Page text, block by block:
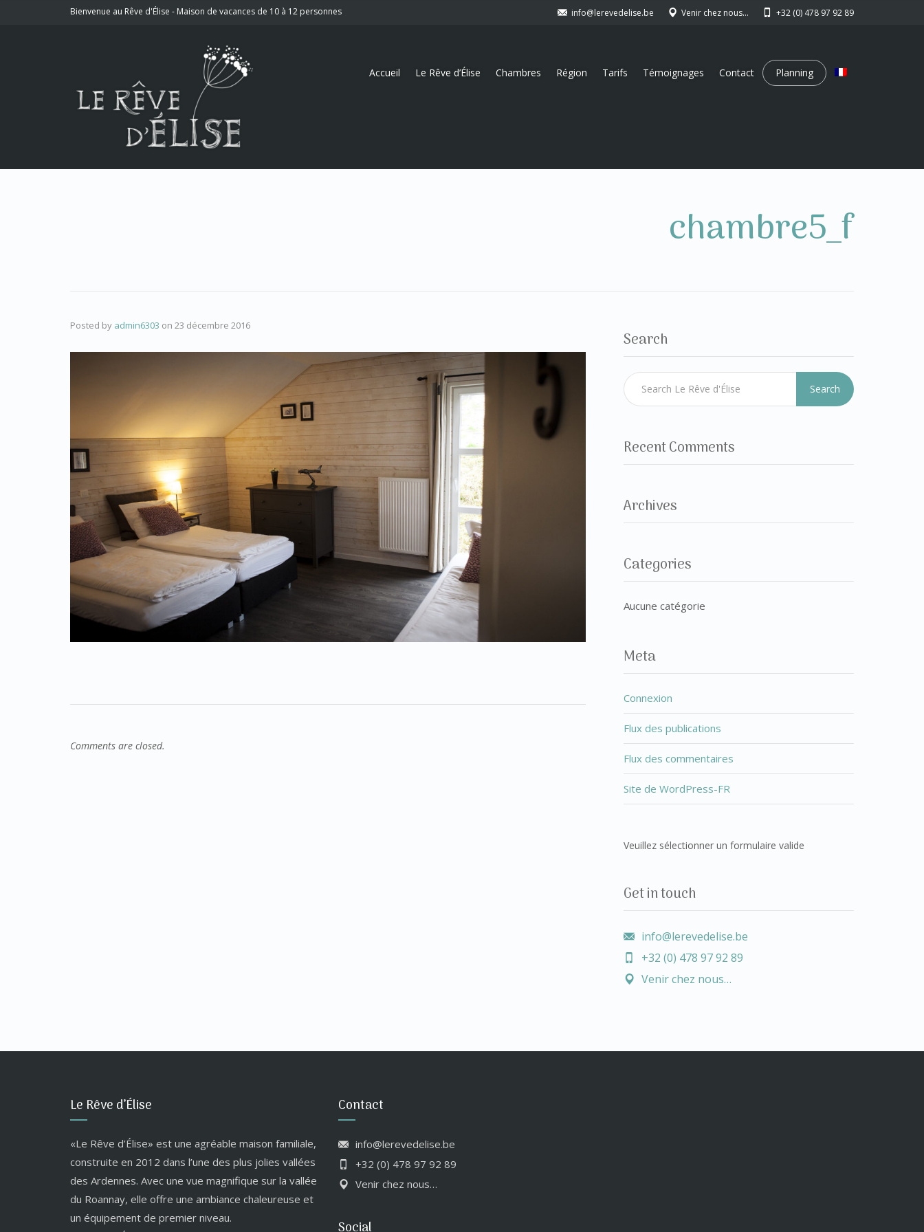
Bienvenue au Rêve d'Élise - Maison de vacances de 10 à 12 personnes info@lerevedelise.be Venir chez nous… +32 (0) 478 97 92 89
Accueil Le Rêve d’Élise Chambres Région Tarifs Témoignages Contact Planning
chambre5_f
Posted by admin6303 on 23 décembre 2016
Comments are closed.
Search
Search
Recent Comments
Archives
Categories
Aucune catégorie
Meta
Connexion
Flux des publications
Flux des commentaires
Site de WordPress-FR
Veuillez sélectionner un formulaire valide
Get in touch
info@lerevedelise.be
+32 (0) 478 97 92 89
Venir chez nous…
Le Rêve d’Élise
«Le Rêve d’Élise» est une agréable maison familiale,
construite en 2012 dans l’une des plus jolies vallées
des Ardennes. Avec une vue magnifique sur la vallée
du Roannay, elle offre une ambiance chaleureuse et
un équipement de premier niveau.
Contact
info@lerevedelise.be
+32 (0) 478 97 92 89
Venir chez nous…